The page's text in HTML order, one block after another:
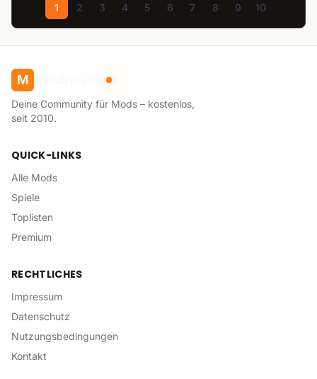
1 2 3 4 5 6 7 8 9 10
M modhoster
Deine Community für Mods – kostenlos,
seit 2010.
QUICK-LINKS
Alle Mods
Spiele
Toplisten
Premium
RECHTLICHES
Impressum
Datenschutz
Nutzungsbedingungen
Kontakt